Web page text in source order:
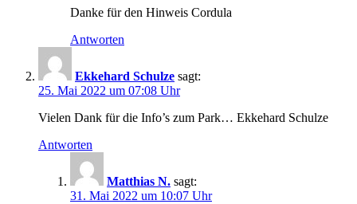
Danke für den Hinweis Cordula
Antworten
Ekkehard Schulze sagt:
25. Mai 2022 um 07:08 Uhr
Vielen Dank für die Info’s zum Park… Ekkehard Schulze
Antworten
Matthias N. sagt:
31. Mai 2022 um 10:07 Uhr